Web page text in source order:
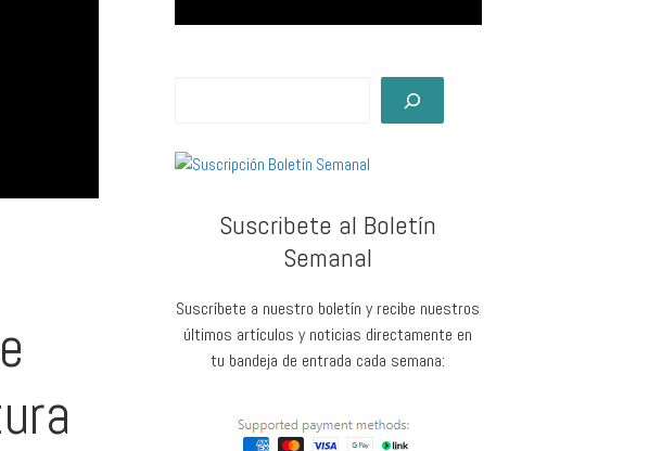
Suscribete al Boletín
Semanal
Suscríbete a nuestro boletín y recibe nuestros
últimos artículos y noticias directamente en
tu bandeja de entrada cada semana: